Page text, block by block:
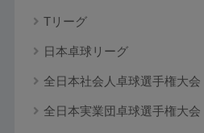
Tリーグ
日本卓球リーグ
全日本社会人卓球選手権大会
全日本実業団卓球選手権大会